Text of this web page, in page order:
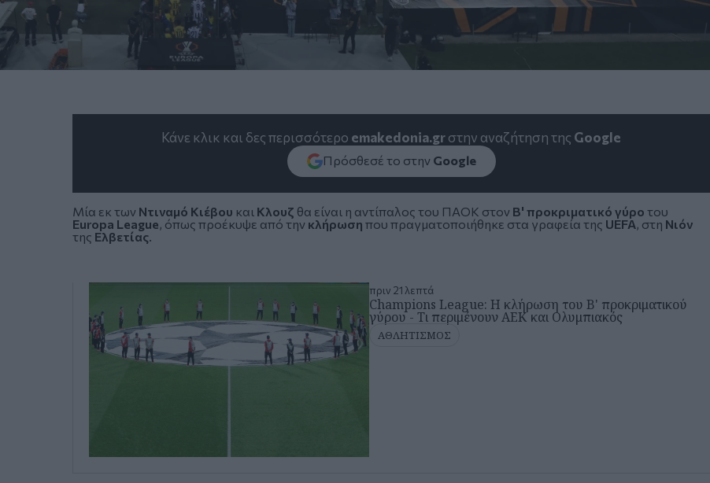
Κάνε κλικ και δες περισσότερο emakedonia.grστην αναζήτηση της Google
Πρόσθεσέ το στην Google
Μία εκ των Ντιναμό Κιέβου και Κλουζ θα είναι η αντίπαλος του ΠΑΟΚ στον Β' προκριματικό γύρο του
Europa League , όπως προέκυψε από την κλήρωση που πραγματοποιήθηκε στα γραφεία της UEFA , στη Νιόν
της Ελβετίας
πριν 21 λεπτά
Champions League: Η κλήρωση του Β' προκριματικού
γύρου - Τι περιμένουν ΑΕΚ και Ολυμπιακός
ΑΘΛΗΤΙΣΜΟΣ